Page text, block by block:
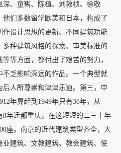
、童寯、陈植、刘敦桢、徐敬
们多数留学欧美和日本，构成了
设计思想的更新、不同建筑功能
种建筑风格的探索、审美标准的
等方面，都付出了艰苦的努力，
乏影响深远的作品。一个典型就
后人所尊崇和津津乐道。第三，中
年算起到1949年只有38年，从
8年迁都重庆，在这短短的二三十年
座。南京的近代建筑类型齐全，大
建筑、文教建筑、教会建筑、使